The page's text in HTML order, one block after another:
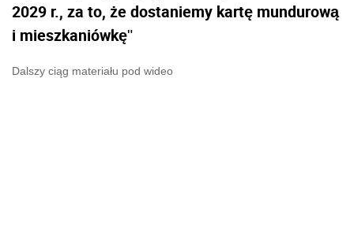
2029 r., za to, że dostaniemy kartę mundurową
i mieszkaniówkę"
Dalszy ciąg materiału pod wideo